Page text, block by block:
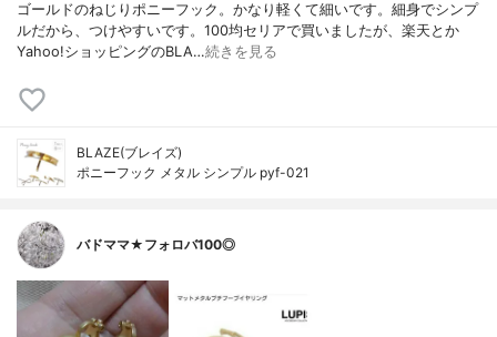
ゴールドのねじりポニーフック。かなり軽くて細いです。細身でシンプ
ルだから、つけやすいです。100均セリアで買いましたが、楽天とか
Yahoo!ショッピングのBLA…続きを見る
BLAZE(ブレイズ)
ポニーフック メタル シンプル pyf-021
バドママ★フォロバ100◎